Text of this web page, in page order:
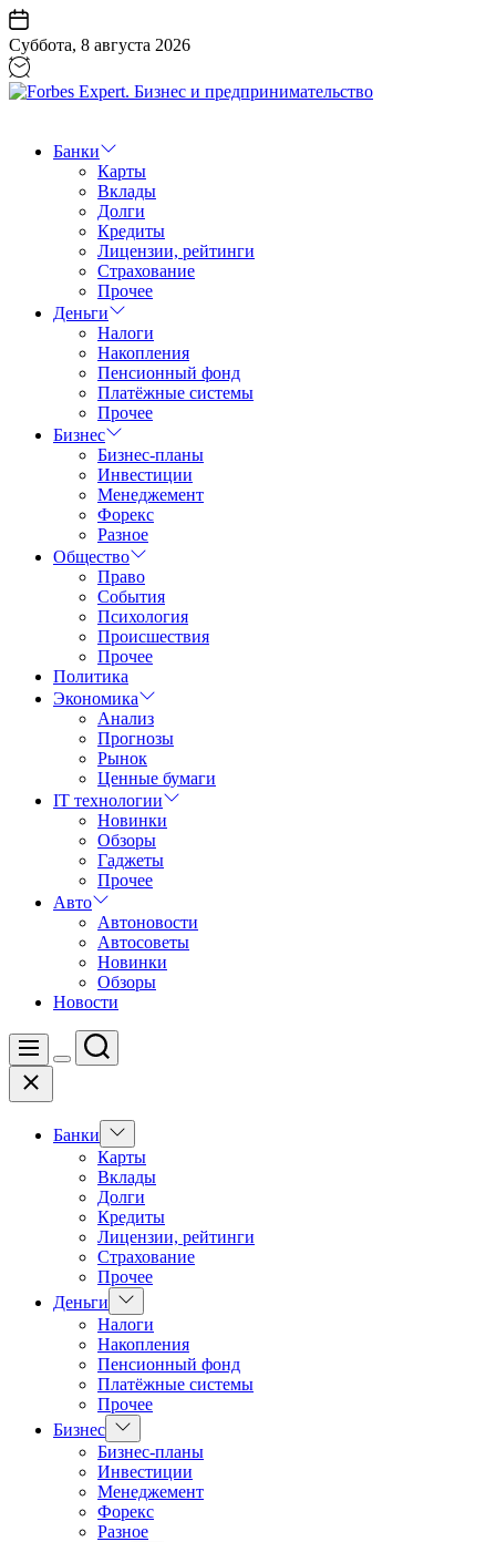
Перейти
к
содержанию
Суббота, 8 августа 2026
Бизнес
предпринимательство
Банки
Карты
Вклады
Долги
Кредиты
Лицензии, рейтинги
Страхование
Прочее
Деньги
Налоги
Накопления
Пенсионный фонд
Платёжные системы
Прочее
Бизнес
Бизнес-планы
Инвестиции
Менеджемент
Форекс
Разное
Общество
Право
События
Психология
Происшествия
Прочее
Политика
Экономика
Анализ
Прогнозы
Рынок
Ценные бумаги
IT технологии
Новинки
Обзоры
Гаджеты
Прочее
Авто
Автоновости
Автосоветы
Новинки
Обзоры
Новости
Меню
Цвет
Поиск
Закрыть
Банки
Показать
подменю
Карты
Вклады
Долги
Кредиты
Лицензии, рейтинги
Страхование
Прочее
Деньги
Показать
подменю
Налоги
Накопления
Пенсионный фонд
Платёжные системы
Прочее
Бизнес Показать
подменю
Бизнес-планы
Инвестиции
Менеджемент
Форекс
Разное